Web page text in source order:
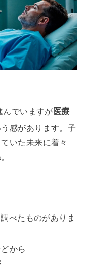
んでいますが医療
う感があります。子
いた未来に着々
べたものがありま
から